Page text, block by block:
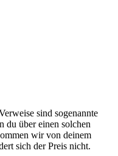
sind sogenannte
über einen solchen
wir von deinem
sich der Preis nicht.